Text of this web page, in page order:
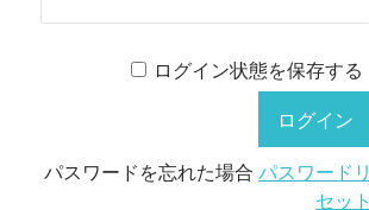
ログイン状態を保存する
パスワードを忘れた場合パスワードリ
セット